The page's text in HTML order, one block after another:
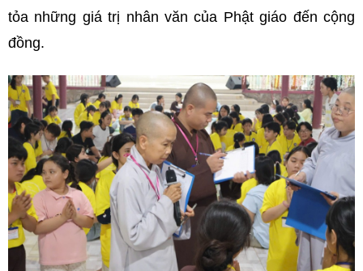
tỏa những giá trị nhân văn của Phật giáo đến cộng
đồng.